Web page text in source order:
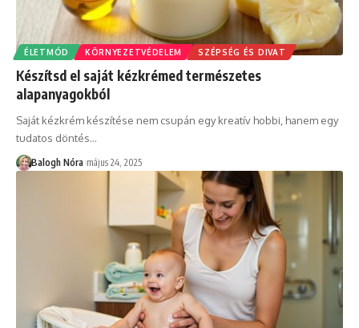
ÉLETMÓD KÖRNYEZETVÉDELEM SZÉPSÉG ÉS DIVAT
Készítsd el saját kézkrémed természetes
alapanyagokból
Saját kézkrém készítése nem csupán egy kreatív hobbi, hanem egy
tudatos döntés…
Balogh Nóra május 24, 2025